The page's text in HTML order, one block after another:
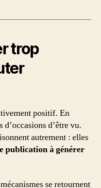
trop
positif. En
d’être vu.
autrement : elles
publication à générer
se retournent